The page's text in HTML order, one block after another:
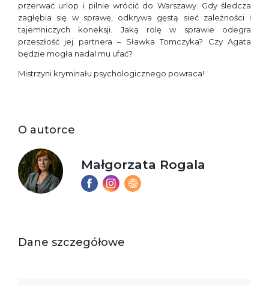
przerwać urlop i pilnie wrócić do Warszawy. Gdy śledcza
zagłębia się w sprawę, odkrywa gęstą sieć zależności i
tajemniczych koneksji. Jaką rolę w sprawie odegra
przeszłość jej partnera – Sławka Tomczyka? Czy Agata
będzie mogła nadal mu ufać?
Mistrzyni kryminału psychologicznego powraca!
O autorce
Małgorzata Rogala
Dane szczegółowe